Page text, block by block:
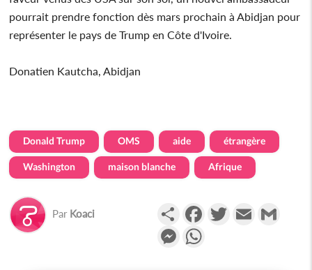
pourrait prendre fonction dès mars prochain à Abidjan pour
représenter le pays de Trump en Côte d'Ivoire.
Donatien Kautcha, Abidjan
Donald Trump OMS aide étrangère
Washington maison blanche Afrique
Par Koaci PartagerFacebookTwitterEmail
Messenger